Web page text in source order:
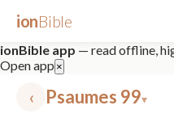
ionBible
ionBible app — read offline,
Open app ×
‹ Psaumes 99▾